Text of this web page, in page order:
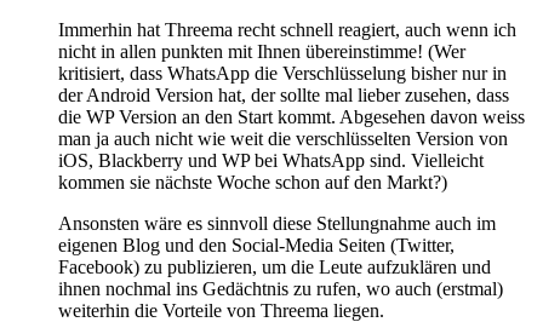
Immerhin hat Threema recht schnell reagiert, auch wenn ich
nicht in allen punkten mit Ihnen übereinstimme! (Wer
kritisiert, dass WhatsApp die Verschlüsselung bisher nur in
der Android Version hat, der sollte mal lieber zusehen, dass
die WP Version an den Start kommt. Abgesehen davon weiss
man ja auch nicht wie weit die verschlüsselten Version von
iOS, Blackberry und WP bei WhatsApp sind. Vielleicht
kommen sie nächste Woche schon auf den Markt?)
Ansonsten wäre es sinnvoll diese Stellungnahme auch im
eigenen Blog und den Social-Media Seiten (Twitter,
Facebook) zu publizieren, um die Leute aufzuklären und
ihnen nochmal ins Gedächtnis zu rufen, wo auch (erstmal)
weiterhin die Vorteile von Threema liegen.